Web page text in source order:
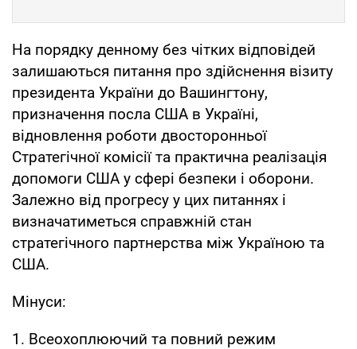
На порядку денному без чітких відповідей
залишаються питання про здійснення візиту
президента України до Вашингтону,
призначення посла США в Україні,
відновлення роботи двосторонньої
Стратегічної комісії та практична реалізація
допомоги США у сфері безпеки і оборони.
Залежно від прогресу у цих питаннях і
визначатиметься справжній стан
стратегічного партнерства між Україною та
США.
Мінуси:
1. Всеохоплюючий та повний режим